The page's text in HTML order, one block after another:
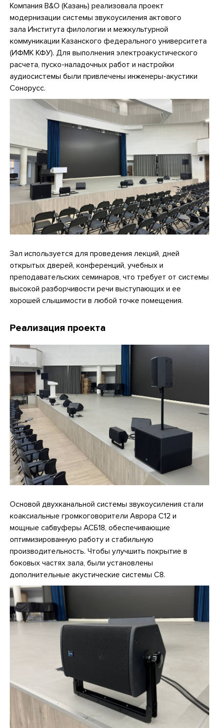
Компания B&O (Казань) реализовала проект
модернизации системы звукоусиления актового
зала Института филологии и межкультурной
коммуникации Казанского федерального университета
(ИФМК КФУ). Для выполнения электроакустического
расчета, пуско-наладочных работ и настройки
аудиосистемы были привлечены инженеры-акустики
Сонорусс.
Зал используется для проведения лекций, дней
открытых дверей, конференций, учебных и
преподавательских семинаров, что требует от системы
высокой разборчивости речи выступающих и ее
хорошей слышимости в любой точке помещения.
Реализация проекта
Основой двухканальной системы звукоусиления стали
коаксиальные громкоговорители Аврора С12 и
мощные сабвуферы АСБ18, обеспечивающие
оптимизированную работу и стабильную
производительность. Чтобы улучшить покрытие в
боковых частях зала, были установлены
дополнительные акустические системы С8.